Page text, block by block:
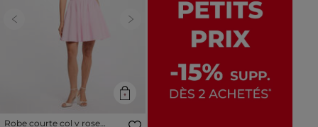
Previous Next
Robe courte col v rose